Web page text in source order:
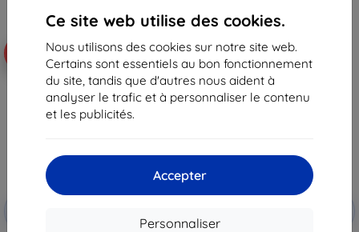
Ce site web utilise des cookies.
Nous utilisons des cookies sur notre site web.
Certains sont essentiels au bon fonctionnement
du site, tandis que d'autres nous aident à
analyser le trafic et à personnaliser le contenu
et les publicités.
Accepter
Personnaliser
Réduction
-19%
Réduction